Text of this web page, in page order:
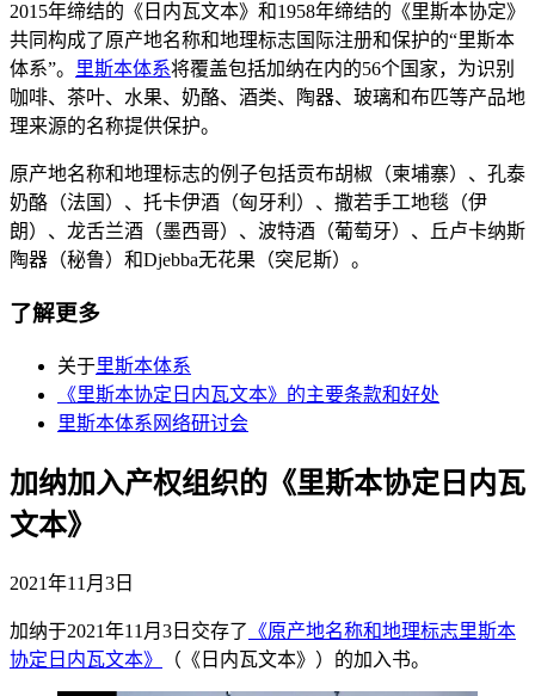
2015年缔结的《日内瓦文本》和1958年缔结的《里斯本协定》
共同构成了原产地名称和地理标志国际注册和保护的“里斯本
体系”。
里斯本体系将覆盖包括加纳在内的56个国家，为识别
咖啡、茶叶、水果、奶酪、酒类、陶器、玻璃和布匹等产品地
理来源的名称提供保护。
原产地名称和地理标志的例子包括贡布胡椒（柬埔寨）、孔泰
奶酪（法国）、托卡伊酒（匈牙利）、撒若手工地毯（伊
朗）、龙舌兰酒（墨西哥）、波特酒（葡萄牙）、丘卢卡纳斯
陶器（秘鲁）和Djebba无花果（突尼斯）。
了解更多
关于里斯本体系
《里斯本协定日内瓦文本》的主要条款和好处
里斯本体系网络研讨会
加纳加入产权组织的《里斯本协定日内瓦
文本》
2021年11月3日
加纳于2021年11月3日交存了 《原产地名称和地理标志里斯本
协定日内瓦文本》
（《日内瓦文本》）的加入书。